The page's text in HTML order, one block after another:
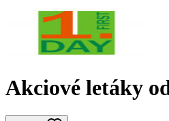
Akciové letáky